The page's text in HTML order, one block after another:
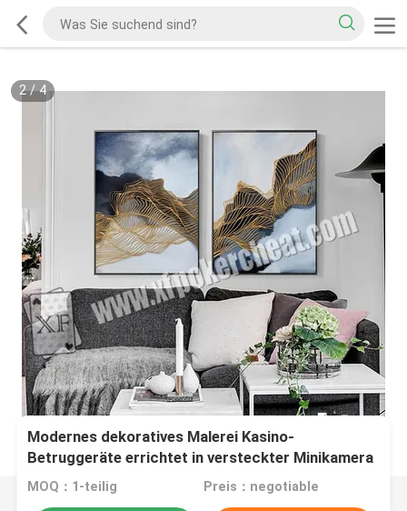
2/4
Modernes dekoratives Malerei Kasino-
Betruggeräte errichtet in versteckter Minikamera
mit drahtloser Fernbedienung
MOQ：1-teilig Preis：negotiable